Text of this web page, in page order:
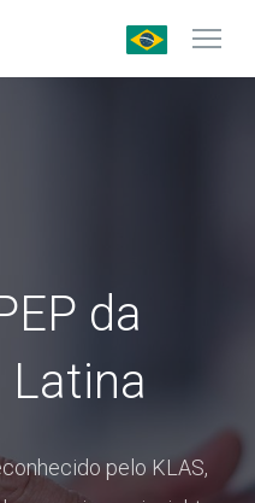
da
Latina
pelo KLAS,